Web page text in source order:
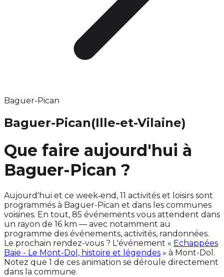
Baguer-Pican
Baguer-Pican(Ille-et-Vilaine)
Que faire aujourd'hui à
Baguer-Pican ?
Aujourd'hui et ce week‑end, 11 activités et loisirs sont
programmés à Baguer-Pican et dans les communes
voisines. En tout, 85 événements vous attendent dans
un rayon de 16 km — avec notamment au
programme des événements, activités, randonnées.
Le prochain rendez-vous ? L'événement « Echappées
Baie - Le Mont-Dol, histoire et légendes » à Mont-Dol.
Notez que 1 de ces animation se déroule directement
dans la commune.